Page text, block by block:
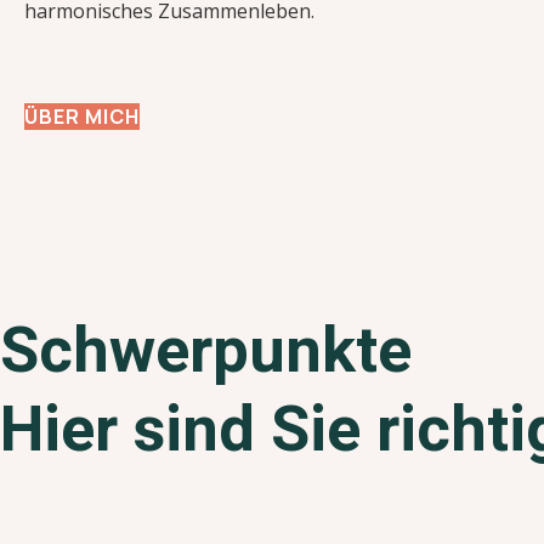
harmonisches Zusammenleben.
ÜBER MICH
Schwerpunkte
Hier sind Sie